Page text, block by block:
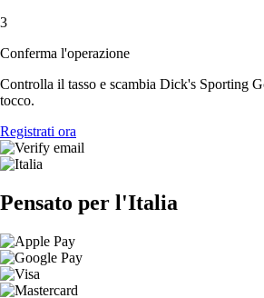
3
Conferma l'operazione
Controlla il tasso e scambia Dick's Sporting
tocco.
Registrati ora
Pensato per l'Italia